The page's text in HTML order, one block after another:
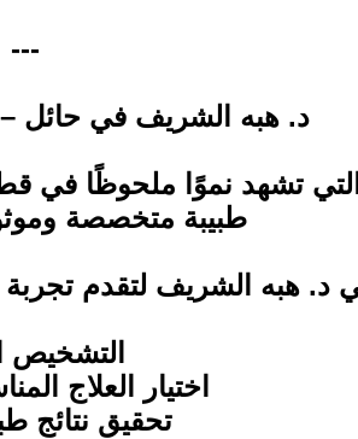
---
د. هبه الشريف في حائل –
تشهد نموًا ملحوظًا في
طبيبة متخصصة
د. هبه الشريف لتقدم
التشخيص
اختيار العلاج
تحقيق نتائج